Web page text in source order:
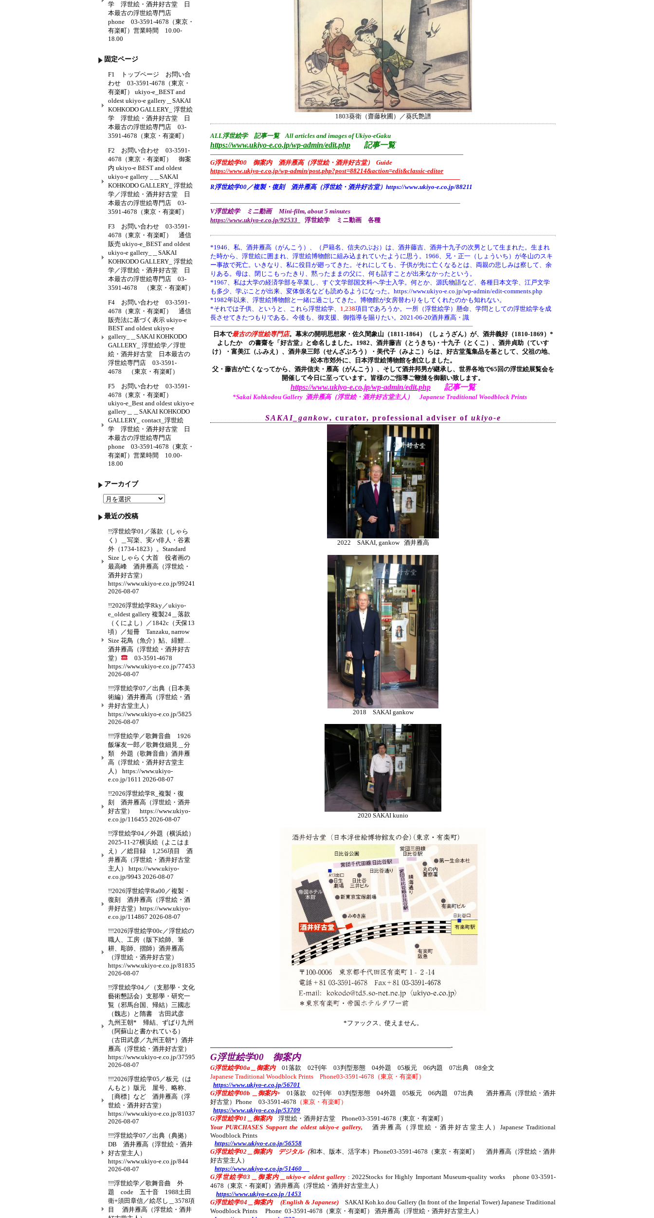
1803葵衛（齋藤秋圃）／葵氏艶譜
ALL浮世絵学 記事一覧 All articles and images of Ukiyo-eGaku
https://www.ukiyo-e.co.jp/wp-admin/edit.php 記事一覧
————————————————————————————————————————
G浮世絵学00 御案内 酒井雁高（浮世絵・酒井好古堂） Guide
https://www.ukiyo-e.co.jp/wp-admin/post.php?post=88214&action=edit&classic-editor
———————————————————————————————————————–
R浮世絵学00／複製・復刻 酒井雁高（浮世絵・酒井好古堂）https://www.ukiyo-e.co.jp/88211
———————————————————————————————————————–
V浮世絵学 ミニ動画 Mini-film, about 5 minutes
https://www.ukiyo-e.co.jp/92533
浮世絵学 ミニ動画 各種
*1946、 私、酒井雁高（がんこう）、（戸籍名、信夫のぶお）は、酒井藤吉、酒井十九子の次男として生まれた。生まれ
た時から、浮世絵に囲まれ、浮世絵博物館に組み込まれていたように思う。1966、兄・正一（しょういち）が冬山のスキ
ー事故で死亡。いきなり、私に役目が廻ってきた。それにしても、子供が先に亡くなるとは、両親の悲しみは察して、余
りある。母は、閉じこもったきり、黙ったままの父に、何も話すことが出来なかったという。
*1967、私は大学の経済学部を卒業し、すぐ文学部国文科へ学士入学。何とか、源氏物語など、各種日本文学、江戸文学
も多少、学ぶことが出来、変体仮名なども読めるようになった。https://www.ukiyo-e.co.jp/wp-admin/edit-comments.php
*1982年以来、浮世絵博物館と一緒に過ごしてきた。博物館が女房替わりをしてくれたのかも知れない。
*それでは子供、というと、これら浮世絵学、 1,238項目であろうか。一所（浮世絵学）懸命、学問としての浮世絵学を成
長させてきたつもりである。今後も、御支援、御指導を賜りたい。2021-06-20酒井雁高・識
—————————————————————————————————————————–
日本で最古の浮世絵専門店。幕末の開明思想家・ 佐久間象山（1811-1864）（しょうざん）が、酒井義好（1810-1869）*
よしたか の書齋を「好古堂」と命名しました。 1982、酒井藤吉（とうきち)・十九子（とくこ）、酒井貞助（ていす
け）・富美江（ふみえ）、酒井泉三郎（せんざぶろう）・美代子（みよこ）らは、好古堂蒐集品を基として、父祖の地、
松本市郊外に、日本浮世絵博物館を創立しました。
父・藤吉が亡くなってから、酒井信夫・雁高（がんこう）、そして酒井邦男が継承し、世界各地で65回の浮世絵展覧会を
開催して今日に至っています。皆様のご指導ご鞭撻を御願い致します。
https://www.ukiyo-e.co.jp/wp-admin/edit.php 記事一覧
*Sakai Kohkodou Gallery 酒井雁高（浮世絵・酒井好古堂主人） Japanese Traditional Woodblock Prints
SAKAI_gankow, curator, professional adviser of ukiyo-e
2022 SAKAI, gankow 酒井雁高
2018 SAKAI gankow
2020 SAKAI kunio
*ファックス、使えません。
——————————————————————————————————————-
G浮世絵学00 御案内
G浮世絵学00a＿御案内01落款 02刊年 03判型形態 04外題 05板元 06内題 07出典 08全文
Japanese Traditional Woodblock Prints
Phone03-3591-4678（東京・有楽町）
https://www.ukiyo-e.co.jp/56701
G浮世絵学00b ＿御案内+ 01落款 02刊年 03判型形態 04外題 05板元 06内題 07出典 酒井雁高（浮世絵・酒井
好古堂）Phone 03-3591-4678 （東京・有楽町）
https://www.ukiyo-e.co.jp/53709
G浮世絵学01＿御案内
浮世絵・酒井好古堂 Phone03-3591-4678（東京・有楽町）
Your PURCHASES Support the oldest ukiyo-e gallery,
酒井雁高（浮世絵・酒井好古堂主人）Japanese Traditional
Woodblock Prints
https://www.ukiyo-e.co.jp/56558
G浮世絵学02＿御案内 デジタル（和本、版本、活字本）Phone03-3591-4678（東京・有楽町） 酒井雁高（浮世絵・酒井
好古堂主人）
https://www.ukiyo-e.co.jp/51460
G浮世絵学03＿御案内＿ukiyo-e oldest gallery : 2022Stocks for Highly Important Museum-quality works phone 03-3591-
4678（東京・有楽町）酒井雁高（浮世絵・酒井好古堂主人）
https://www.ukiyo-e.co.jp /1453
G浮世絵学04＿ 御案内 (English & Japanese)
SAKAI Koh.ko.dou Gallery (In front of the Imperial Tower) Japanese Traditional
Woodblock Prints Phone 03-3591-4678（東京・有楽町） 酒井雁高（浮世絵・酒井好古堂主人）
学 浮世絵・酒井好古堂 日
本最古の浮世絵専門店
phone 03-3591-4678（東京・
有楽町）営業時間 10.00-
18.00
固定ページ
F1 トップページ お問い合
わせ 03-3591-4678（東京・
有楽町） ukiyo-e_BEST and
oldest ukiyo-e gallery＿SAKAI
KOHKODO GALLERY_ 浮世絵
学 浮世絵・酒井好古堂 日
本最古の浮世絵専門店 03-
3591-4678（東京・有楽町）
F2 お問い合わせ 03-3591-
4678（東京・有楽町） 御案
内 ukiyo-e BEST and oldest
ukiyo-e gallery _＿SAKAI
KOHKODO GALLERY_ 浮世絵
学／浮世絵・酒井好古堂 日
本最古の浮世絵専門店 03-
3591-4678（東京・有楽町）
F3 お問い合わせ 03-3591-
4678（東京・有楽町） 通信
販売 ukiyo-e_BEST and oldest
ukiyo-e gallery_＿SAKAI
KOHKODO GALLERY_ 浮世絵
学／浮世絵・酒井好古堂 日
本最古の浮世絵専門店 03-
3591-4678 （東京・有楽町）
F4 お問い合わせ 03-3591-
4678（東京・有楽町） 通信
販売法に基づく表示 ukiyo-e
BEST and oldest ukiyo-e
gallery_＿SAKAI KOHKODO
GALLERY_ 浮世絵学／浮世
絵・酒井好古堂 日本最古の
浮世絵専門店 03-3591-
4678 （東京・有楽町）
F5 お問い合わせ 03-3591-
4678（東京・有楽町）
ukiyo-e_Best and oldest ukiyo-e
gallery＿＿SAKAI KOHKODO
GALLERY_ contact_浮世絵
学 浮世絵・酒井好古堂 日
本最古の浮世絵専門店
phone 03-3591-4678（東京・
有楽町）営業時間 10.00-
18.00
アーカイブ
ア
ー
カ
イ
最近の投稿
!!浮世絵学01／落款（しゃら
く）＿写楽、実ハ俳人・谷素
外（1734-1823）。Standard
Size しゃらく大首 役者画の
最高峰 酒井雁高（浮世絵・
酒井好古堂）
https://www.ukiyo-e.co.jp/99241
2026-08-07
!!2026浮世絵学Rky／ukiyo-
e_oldest gallery 複製24＿落款
（くによし）／1842c（天保13
頃）／短冊 Tanzaku, narrow
Size 花鳥（魚介）鮎、緋鯉…
酒井雁高（浮世絵・酒井好古
堂）
03-3591-4678
https://www.ukiyo-e.co.jp/77453
2026-08-07
!!!浮世絵学07／出典（日本美
術編）酒井雁高（浮世絵・酒
井好古堂主人）
https://www.ukiyo-e.co.jp/5825
2026-08-07
!!!浮世絵学／歌舞音曲 1926
飯塚友一郎／歌舞伎細見＿分
類 外題（歌舞音曲）酒井雁
高（浮世絵・酒井好古堂主
人） https://www.ukiyo-
e.co.jp/1611 2026-08-07
!!2026浮世絵学R_複製・復
刻 酒井雁高（浮世絵・酒井
好古堂） https://www.ukiyo-
e.co.jp/116455 2026-08-07
!!浮世絵学04／外題（横浜絵）
2025-11-27横浜絵（よこはま
え）／総目録 1,256項目 酒
井雁高（浮世絵・酒井好古堂
主人） https://www.ukiyo-
e.co.jp/9943 2026-08-07
!!2026浮世絵学Ra00／複製・
復刻 酒井雁高（浮世絵・酒
井好古堂）https://www.ukiyo-
e.co.jp/114867 2026-08-07
!!!2026浮世絵学00c／浮世絵の
職人、工房（版下絵師、筆
耕、彫師、摺師）酒井雁高
（浮世絵・酒井好古堂）
https://www.ukiyo-e.co.jp/81835
2026-08-07
!!浮世絵学04／（支那學・文化
藝術懇話会）支那學・研究一
覧（邪馬台国、帰結）三國志
（魏志）と隋書 古田武彦
九州王朝* 帰結、ずばり九州
（阿蘇山と書かれている）
（古田武彦／九州王朝*）酒井
雁高（浮世絵・酒井好古堂）
https://www.ukiyo-e.co.jp/37595
2026-08-07
!!!2026浮世絵学05／板元（は
んもと）版元 屋号、略称、
［商標］など 酒井雁高（浮
世絵・酒井好古堂）
https://www.ukiyo-e.co.jp/81037
2026-08-07
!!!浮世絵学07／出典（典拠）
DB 酒井雁高（浮世絵・酒井
好古堂主人）
https://www.ukiyo-e.co.jp/844
2026-08-07
!!!浮世絵学／歌舞音曲 外
題 code 五十音 1988土田
衛+須田章信／絵尽し＿3578項
目 酒井雁高（浮世絵・酒井